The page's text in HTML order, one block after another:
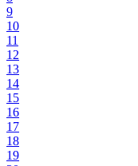
9
10
11
12
13
14
15
16
17
18
19